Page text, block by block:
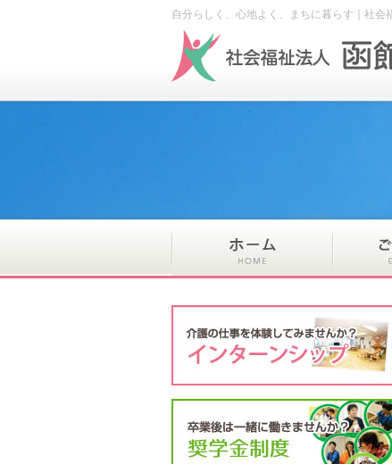
自分らしく、心地よく、まちに暮らす｜社会